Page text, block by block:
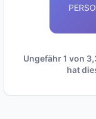
Ungefähr 1 von
hat